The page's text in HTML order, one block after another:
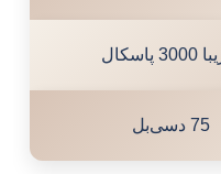
پاسکال
75 دسی‌بل